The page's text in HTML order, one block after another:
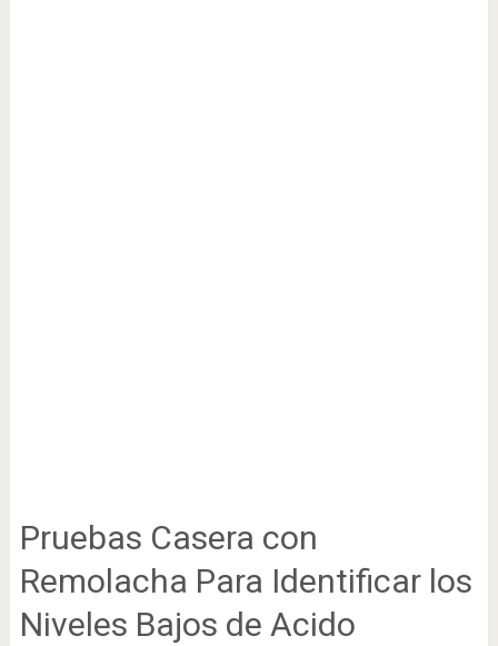
Pruebas Casera con
Remolacha Para Identificar los
Niveles Bajos de Acido